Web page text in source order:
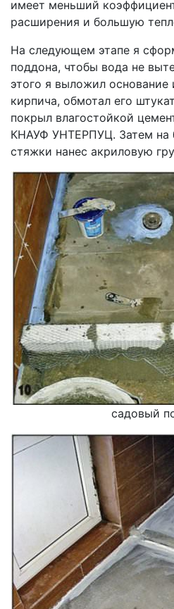
имеет меньший
расширения и большую
На следующем этапе я
поддона, чтобы вода не
этого я выложил основание
кирпича, обмотал его
покрыл влагостойкой
КНАУФ УНТЕРПУЦ. Затем на
стяжки нанес акриловую
садовый